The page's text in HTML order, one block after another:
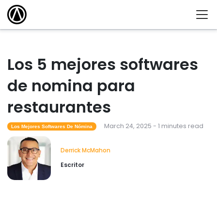
Los 5 mejores softwares
de nomina para
restaurantes
Los Mejores Softwares De Nómina March 24, 2025 - 1 minutes read
Derrick McMahon
Escritor